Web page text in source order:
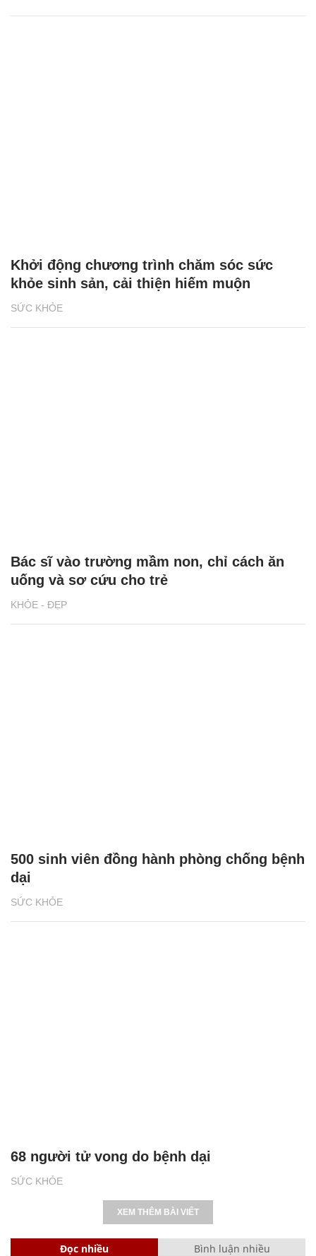
SỨC KHỎE
Khởi động chương trình chăm sóc sức
khỏe sinh sản, cải thiện hiếm muộn
KHỎE - ĐẸP
Bác sĩ vào trường mầm non, chỉ cách ăn
uống và sơ cứu cho trẻ
SỨC KHỎE
500 sinh viên đồng hành phòng chống bệnh
dại
SỨC KHỎE
68 người tử vong do bệnh dại
XEM THÊM BÀI VIẾT
Đọc nhiều Bình luận nhiều